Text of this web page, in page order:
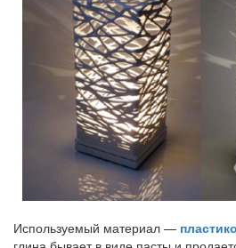
Используемый материал —